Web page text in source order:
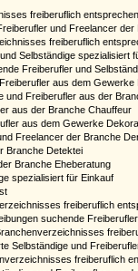
freiberuflich entsprechen
und Freelancer
freiberuflich
Selbständige spezialisiert
Freiberufler und
aus dem
und Freiberufler aus der
aus der Branche Chauffeur
aus dem Gewerke
Freelancer der Branche
Branche Detektei
Branche Eheberatung
spezialisiert für Einkauf
freiberuflich
suchende
Selbständige und
freiberuflich